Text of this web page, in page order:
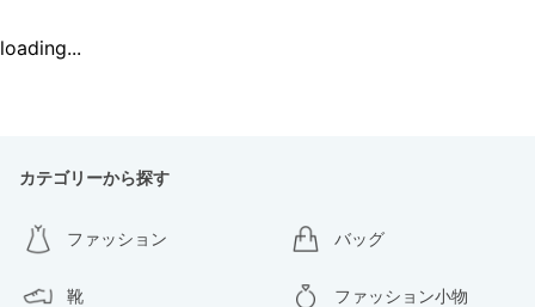
loading...
カテゴリーから探す
ファッション バッグ
靴 ファッション小物